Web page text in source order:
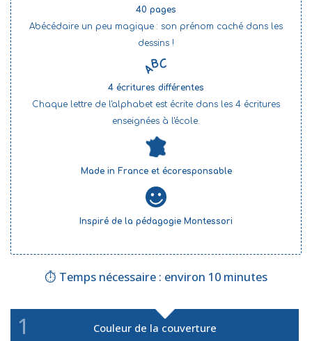
40 pages
Abécédaire un peu magique : son prénom caché dans les
dessins !
4 écritures différentes
Chaque lettre de l'alphabet est écrite dans les 4 écritures
enseignées à l'école.
Made in France et écoresponsable
Inspiré de la pédagogie Montessori
⏱ Temps nécessaire : environ 10 minutes
1 Couleur de la couverture